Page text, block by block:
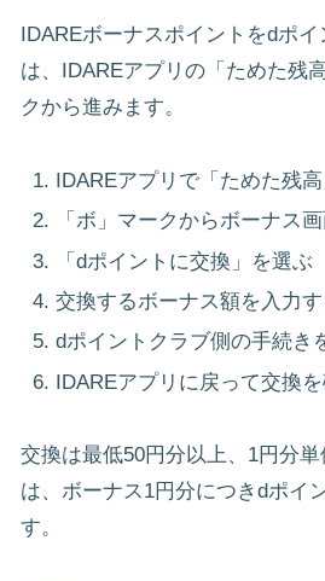
IDAREボーナスポイントをdポ
は、IDAREアプリの「ためた残
クから進みます。
IDAREアプリで「ためた残高
「ボ」マークからボーナス
「dポイントに交換」を選ぶ
交換するボーナス額を入力す
dポイントクラブ側の手続き
IDAREアプリに戻って交換
交換は最低50円分以上、1円分
は、ボーナス1円分につきdポイ
す。